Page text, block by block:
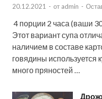
20.12.2021 - от admin -
4 порции 2 часа (ваши
Этот вариант супа
наличием в составе
говядины используется
много пряностей …